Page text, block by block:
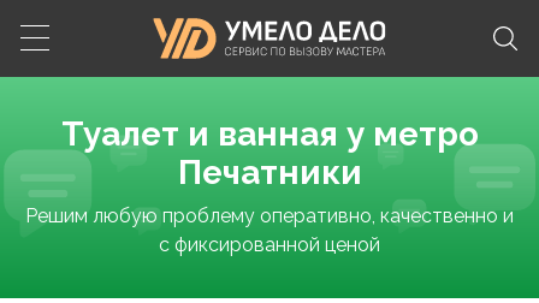
Туалет и ванная у метро
Печатники
Решим любую проблему оперативно, качественно и
с фиксированной ценой